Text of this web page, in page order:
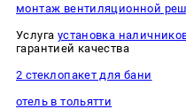
монтаж вентиляционной
Услуга установка
гарантией качества
2 стеклопакет для бани
отель в тольятти